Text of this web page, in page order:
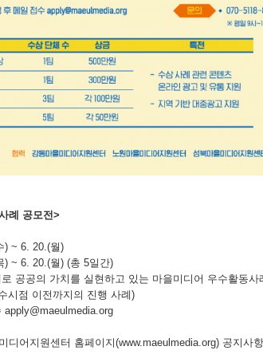
례 공모전>
) ~ 6. 20.(월)
~ 6. 20.(월) (총 5일간)
공공의 가치를 실현하고 있는 마을미디어 우수활동사
시점 이전까지의 진행 사례)
apply@maeulmedia.org
디어지원센터 홈페이지(www.maeulmedia.org) 공지사